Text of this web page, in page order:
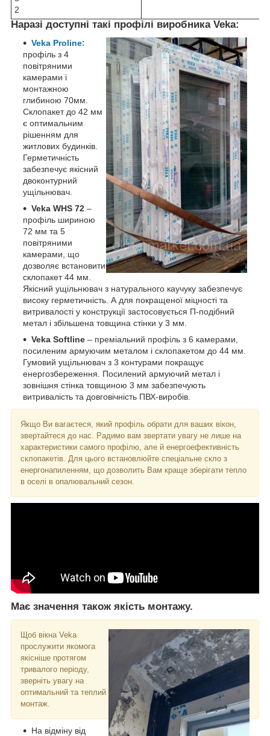
2
Наразі доступні такі профілі виробника Veka:
Veka Proline:
профіль з 4
повітряними
камерами і
монтажною
глибиною 70мм.
Склопакет до 42 мм
є оптимальним
рішенням для
житлових будинків.
Герметичність
забезпечує якісний
двоконтурний
ущільнювач.
Veka WHS 72 –
профіль шириною
72 мм та 5
повітряними
камерами, що
дозволяє встановити
склопакет 44 мм.
Якісний ущільнювач з натурального каучуку забезпечує
високу герметичність. А для покращеної міцності та
витривалості у конструкції застосовується П-подібний
метал і збільшена товщина стінки у 3 мм.
Veka Softline – преміальний профіль з 6 камерами,
посиленим армуючим металом і склопакетом до 44 мм.
Гумовий ущільнювач з 3 контурами покращує
енергозбереження. Посилений армуючий метал і
зовнішня стінка товщиною 3 мм забезпечують
витривалість та довговічність ПВХ-виробів.
Якщо Ви вагаєтеся, який профіль обрати для ваших вікон,
звертайтеся до нас. Радимо вам звертати увагу не лише на
характеристики самого профілю, але й енергоефективність
склопакетів. Для цього встановлюйте спеціальне скло з
енергонапиленням, що дозволить Вам краще зберігати тепло
в оселі в опалювальний сезон.
Має значення також якість монтажу.
Щоб вікна Veka
прослужити якомога
якісніше протягом
тривалого періоду,
зверніть увагу на
оптимальний та теплий
монтаж.
На відміну від